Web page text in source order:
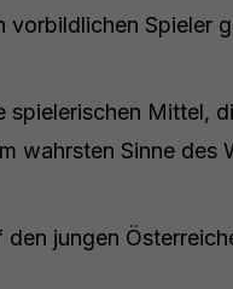
vorbildlichen Spieler
spielerischen Mittel,
wahrsten Sinne
den jungen